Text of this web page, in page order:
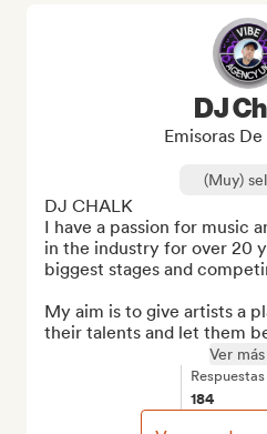
DJ
Emisoras De
(Muy)
DJ CHALK
I have a passion for music
in the industry for over 20
biggest stages and
My aim is to give artists a
their talents and let them
Ver más
184